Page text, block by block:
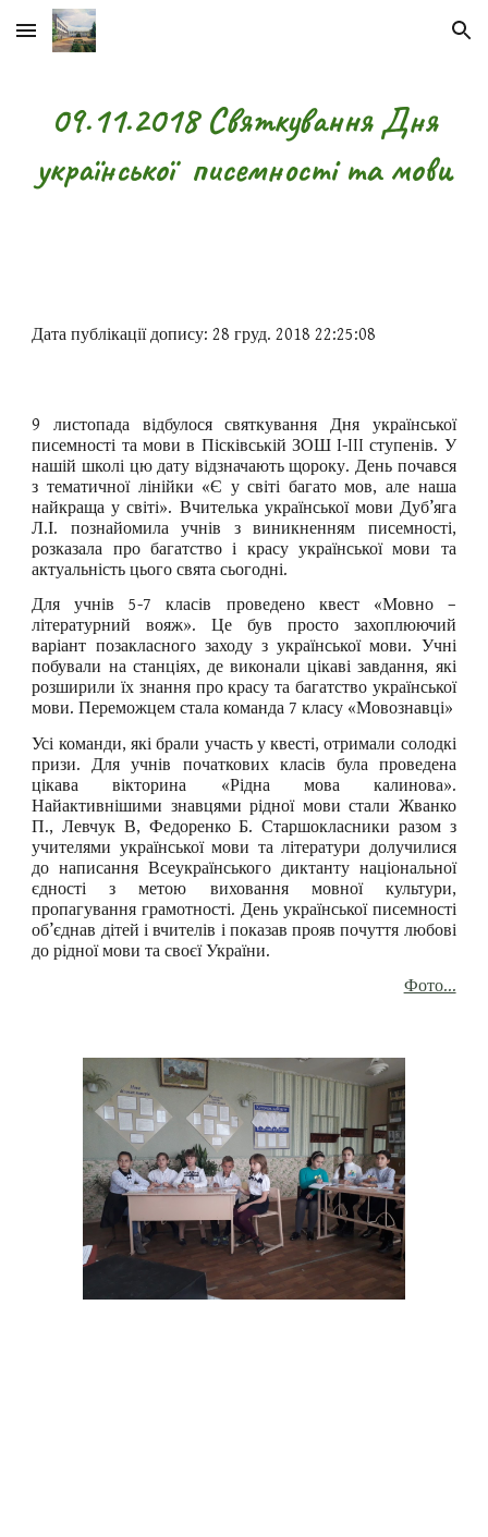
Skip to main content Skip to navigation
09.11.2018 Святкування Дня
української писемності та мови
Дата публікації допису: 28 груд. 2018 22:25:08
9 листопада відбулося святкування Дня української
писемності та мови в Пісківській ЗОШ I-III ступенів. У
нашій школі цю дату відзначають щороку. День почався
з тематичної лінійки «Є у світі багато мов, але наша
найкраща у світі». Вчителька української мови Дуб’яга
Л.І. познайомила учнів з виникненням писемності,
розказала про багатство і красу української мови та
актуальність цього свята сьогодні.
Для учнів 5-7 класів проведено квест «Мовно –
літературний вояж». Це був просто захоплюючий
варіант позакласного заходу з української мови. Учні
побували на станціях, де виконали цікаві завдання, які
розширили їх знання про красу та багатство української
мови. Переможцем стала команда 7 класу «Мовознавці»
Усі команди, які брали участь у квесті, отримали солодкі
призи. Для учнів початкових класів була проведена
цікава вікторина «Рідна мова калинова».
Найактивнішими знавцями рідної мови стали Жванко
П., Левчук В, Федоренко Б. Старшокласники разом з
учителями української мови та літератури долучилися
до написання Всеукраїнського диктанту національної
єдності з метою виховання мовної культури,
пропагування грамотності. День української писемності
об’єднав дітей і вчителів і показав прояв почуття любові
до рідної мови та своєї України.
Фото...